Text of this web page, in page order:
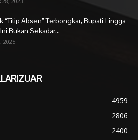
“Titip Absen” Terbongkar, Bupati Lingga
Bukan Sekadar...
2025
4959
2806
2400